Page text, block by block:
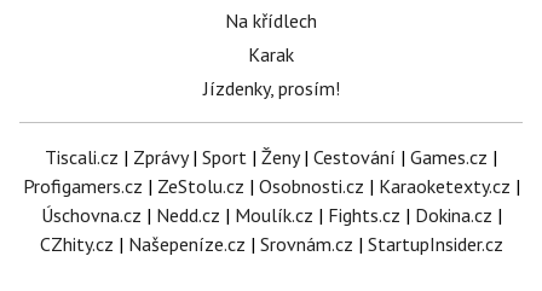
Na křídlech
Karak
Jízdenky, prosím!
Tiscali.cz | Zprávy| Sport | Ženy| Cestování | Games.cz |
Profigamers.cz | ZeStolu.cz | Osobnosti.cz | Karaoketexty.cz |
Úschovna.cz | Nedd.cz | Moulík.cz | Fights.cz | Dokina.cz |
CZhity.cz | Našepeníze.cz | Srovnám.cz | StartupInsider.cz